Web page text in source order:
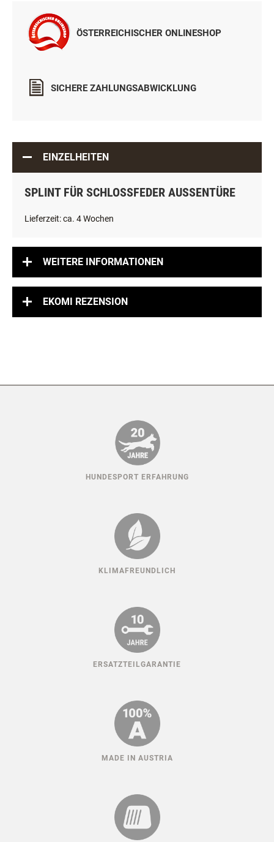
ÖSTERREICHISCHER ONLINESHOP
SICHERE ZAHLUNGSABWICKLUNG
EINZELHEITEN
SPLINT FÜR SCHLOSSFEDER AUSSENTÜRE
Lieferzeit: ca. 4 Wochen
WEITERE INFORMATIONEN
EKOMI REZENSION
HUNDESPORT ERFAHRUNG
KLIMAFREUNDLICH
ERSATZTEILGARANTIE
MADE IN AUSTRIA